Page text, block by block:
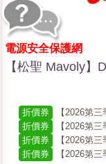
電源安全保護網
【松聖 Mavoly
折價券
【2026第
折價券
【2026第
折價券
【2026第
折價券
【2026第